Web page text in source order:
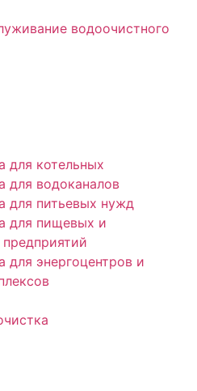
водоочистного
для котельных
для водоканалов
для питьевых нужд
для пищевых и
для энергоцентров и